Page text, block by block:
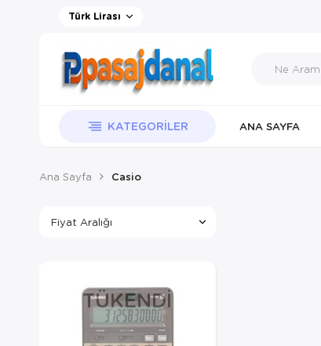
Türk Lirası
KATEGORILER ANA SAYFA
Ana Sayfa Casio
Fiyat Aralığı
TÜKENDI